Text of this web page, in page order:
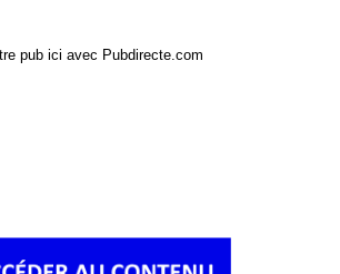
pub ici avec Pubdirecte.com